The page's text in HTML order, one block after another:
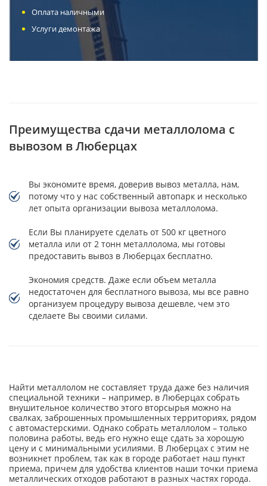
Оплата наличными
Услуги демонтажа
Преимущества сдачи металлолома с
вывозом в Люберцах
Вы экономите время, доверив вывоз металла, нам,
потому что у нас собственный автопарк и несколько
лет опыта организации вывоза металлолома.
Если Вы планируете сделать от 500 кг цветного
металла или от 2 тонн металлолома, мы готовы
предоставить вывоз в Люберцах бесплатно.
Экономия средств. Даже если объем металла
недостаточен для бесплатного вывоза, мы все равно
организуем процедуру вывоза дешевле, чем это
сделаете Вы своими силами.
Найти металлолом не составляет труда даже без наличия
специальной техники – например, в Люберцах собрать
внушительное количество этого вторсырья можно на
свалках, заброшенных промышленных территориях, рядом
с автомастерскими. Однако собрать металлолом – только
половина работы, ведь его нужно еще сдать за хорошую
цену и с минимальными усилиями. В Люберцах с этим не
возникнет проблем, так как в городе работает наш пункт
приема, причем для удобства клиентов наши точки приема
металлических отходов работают в разных частях города.